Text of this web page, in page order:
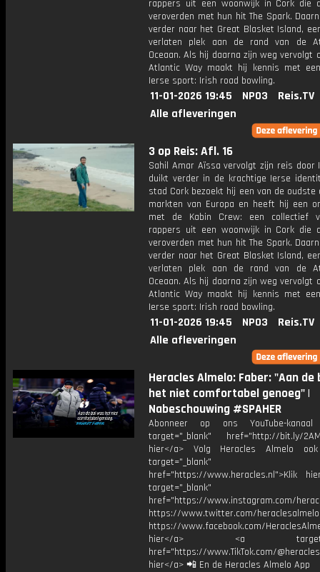
rappers uit een woonwijk in Cork die
veroverden met hun hit The Spark.
verder naar het Great Blasket Island,
verlaten plek aan de rand van de
Oceaan. Als hij daarna zijn weg vervolgt
Atlantic Way maakt hij kennis met
Ierse sport: Irish road bowling.
11-01-2026 19:45 NPO3
Reis.TV
Alle afleveringen
3 op Reis: Afl. 16
Sahil Amar Aïssa vervolgt zijn reis door
duikt verder in de krachtige Ierse
stad Cork bezoekt hij een van de oudste
markten van Europa en heeft hij een
met de Kabin Crew: een collectief
rappers uit een woonwijk in Cork die
veroverden met hun hit The Spark.
verder naar het Great Blasket Island,
verlaten plek aan de rand van de
Oceaan. Als hij daarna zijn weg vervolgt
Atlantic Way maakt hij kennis met
Ierse sport: Irish road bowling.
11-01-2026 19:45 NPO3
Reis.TV
Alle afleveringen
Heracles Almelo: Faber: "Aan de
het niet comfortabel genoeg" |
Nabeschouwing #SPAHER
Abonneer op ons YouTube-
target="_blank" href="http://bit.ly/
hier</a> Volg Heracles Almelo
target="_blank"
href="https://www.heracles.nl">Klik
target="_blank"
href="https://www.instagram.com/
https://www.twitter.com/heraclesalmelo
https://www.facebook.com/
hier</a> <a
href="https://www.TikTok.com/
hier</a> 📲 En de Heracles Almelo App